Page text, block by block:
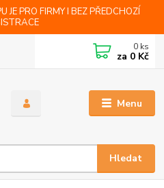
JE PRO FIRMY I BEZ PŘEDCHOZÍ
Menu
Hledat
0 ks
za 0 Kč